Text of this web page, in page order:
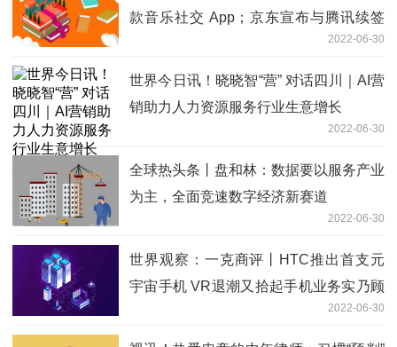
款音乐社交 App；京东宣布与腾讯续签
2022-06-30
世界今日讯！晓晓智“营” 对话四川｜AI营
销助力人力资源服务行业生意增长
2022-06-30
全球热头条丨盘和林：数据要以服务产业
为主，全面竞速数字经济新赛道
2022-06-30
世界观察：一克商评丨HTC推出首支元
宇宙手机 VR退潮又拾起手机业务实乃顾
2022-06-30